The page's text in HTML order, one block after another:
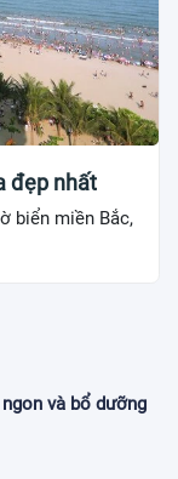
đẹp nhất
biển miền Bắc,
và bổ dưỡng